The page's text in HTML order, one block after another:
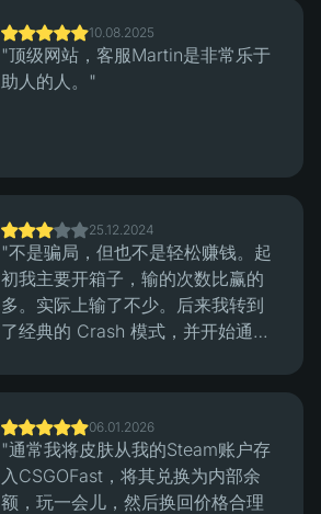
10.08.2025
"顶级网站，客服Martin是非常乐于
助人的人。"
25.12.2024
"不是骗局，但也不是轻松赚钱。起
初我主要开箱子，输的次数比赢的
多。实际上输了不少。后来我转到
了经典的 Crash 模式，并开始通过
好，界面简洁，没有明显问题，但
你仍需明白这是赌博，不是轻松赚
钱的途径。"
06.01.2026
"通常我将皮肤从我的Steam账户存
入CSGOFast，将其兑换为内部余
额，玩一会儿，然后换回价格合理